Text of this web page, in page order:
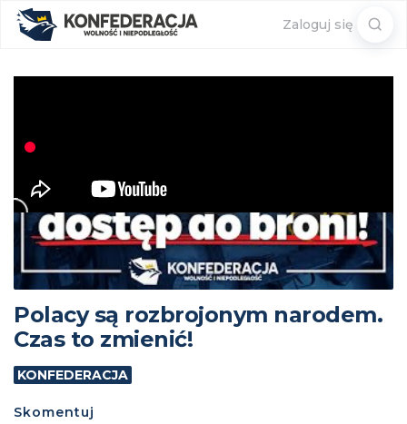
Zaloguj się
Polacy są rozbrojonym narodem.
Czas to zmienić!
KONFEDERACJA
Skomentuj